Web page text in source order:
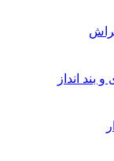
بند انداز